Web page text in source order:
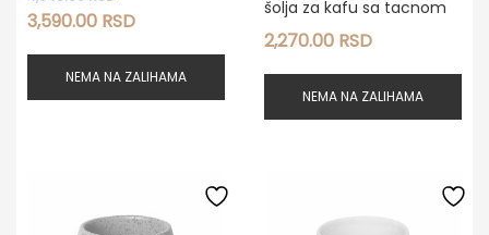
cena
bila:
4,940.00 RSD.
3,590.00 RSDTrenutna
je:
3,590.00 RSD.
NEMA NA ZALIHAMA
šolja za kafu sa tacnom
2,270.00 RSD
NEMA NA ZALIHAMA